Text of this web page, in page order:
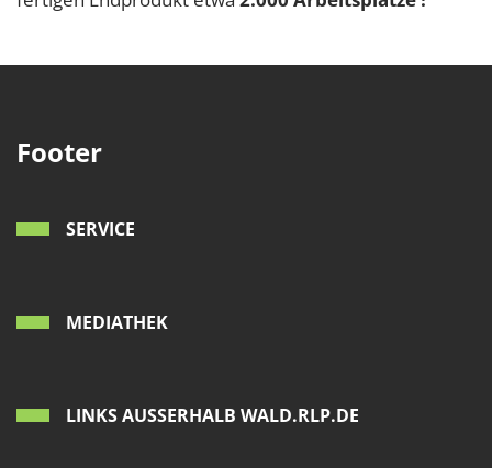
Footer
SERVICE
MEDIATHEK
LINKS AUSSERHALB WALD.RLP.DE